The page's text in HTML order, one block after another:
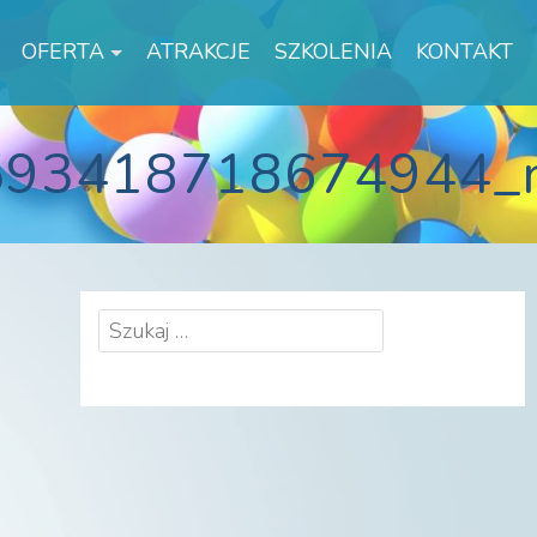
OFERTA ATRAKCJE SZKOLENIA KONTAKT
Szukaj: